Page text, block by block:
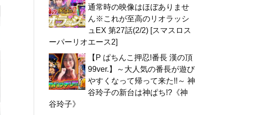
通常時の映像はほぼありませ
ん※これが至高のリオラッシ
ュEX 第27話(2/2) [スマスロス
ーパーリオエース2]
【P ぱちんこ押忍!番長 漢の頂
99ver.】～大人気の番長が遊び
やすくなって帰って来た!!～ 神
谷玲子の新台は神ぱち!?《神
谷玲子》